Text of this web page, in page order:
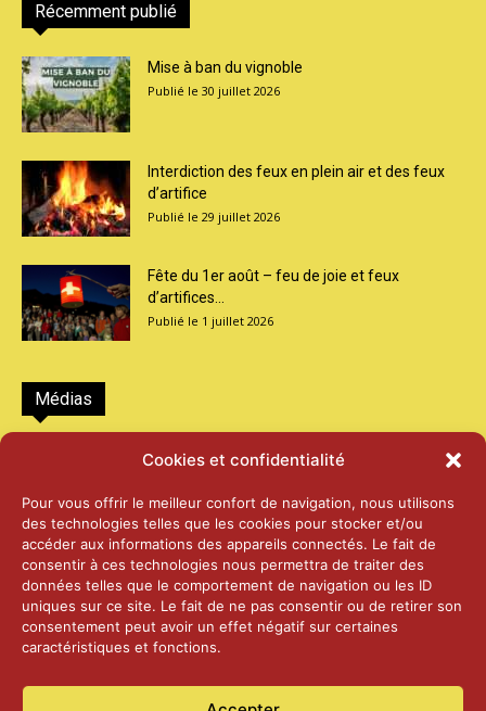
Cookies et confidentialité
Pour vous offrir le meilleur confort de navigation, nous utilisons
des technologies telles que les cookies pour stocker et/ou
accéder aux informations des appareils connectés. Le fait de
consentir à ces technologies nous permettra de traiter des
données telles que le comportement de navigation ou les ID
uniques sur ce site. Le fait de ne pas consentir ou de retirer son
consentement peut avoir un effet négatif sur certaines
caractéristiques et fonctions.
Récemment publié
Mise à ban du vignoble
30 juillet 2026
Interdiction des feux en plein air et des feux
d’artifice
29 juillet 2026
Fête du 1er août – feu de joie et feux
d’artifices...
1 juillet 2026
Médias
2026 – Laiterie d’Orsières et Abbaye de St-
25 juin 2026
2025 – Palais Fédéral – Berne
25 juin 2026
14 janvier 2025